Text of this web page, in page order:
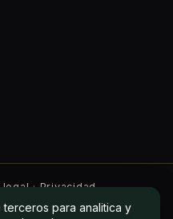
legal·Privacidad
para analitica y
para analitica y